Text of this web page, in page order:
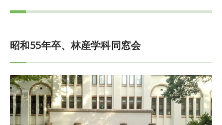
昭和55年卒、林産学科同窓会